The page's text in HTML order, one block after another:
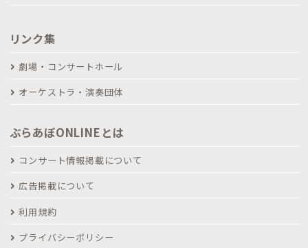
リンク集
劇場・コンサートホール
オーケストラ・演奏団体
ぶらあぼONLINEとは
コンサート情報掲載について
広告掲載について
利用規約
プライバシーポリシー